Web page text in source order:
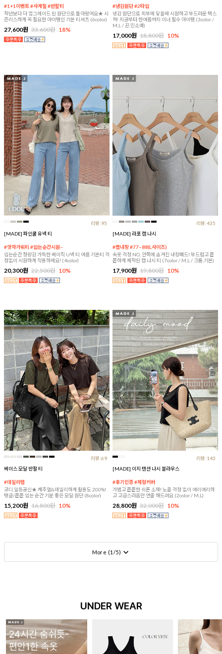
#1+1이벤트 #사계절 #반팔티
작년보다 더 업그레이드 된 원단으로 돌아왔어요★ 시
즌리스하게 꼭 필요한 아이템인 기본 티셔츠 (6color)
27,600원 33,600원 18%
#냉감원단 #2타입
냉감 원단으로 피부에 닿을때 시원하고 부드러운 텍스
쳐! 지금부터 한여름까지 이너 필수 아이템 (3color /
M,L / 끈,민소매)
17,000원 18,800원 10%
리뷰:95
[MADE] 파인쿨 유넥 티
#앗차가워티 #입는순간시원~
입는순간 청량감 가득한 베이직 U넥 티 여름 기본티 걱
정없이 시원하게 착용하세요! (4color)
20,300원 22,500원 10%
리뷰:435
[MADE] 라포 캡 나시
#캡내장 #77~88(L사이즈)
속옷 걱정 NO, 안쪽에 숨겨진 내장패드! 부드럽고 쫀
쫀하게 제작된 캡 나시 티 (7color / M,L / 크롭,기본)
17,900원 19,800원 10%
리뷰:69
베이스 모달 반팔 티
#데일리템
코디 일등공신★ 캐주얼&데일리하게 활용도 200%!
탱글/쫀쫀 입는 순간 기분 좋은 모달 원단 (8color)
15,200원 16,800원 10%
리뷰:143
[MADE] 이지 텐션 나시 블라우스
#후기인증 #체형커버
가볍고 쫀쫀한 쉬폰 소재! 노출 걱정 없이 여리여리하
고 고급스러움만 연출 해드려요 (2color / M,L)
28,800원 32,000원 10%
More (1 /5)
UNDER WEAR